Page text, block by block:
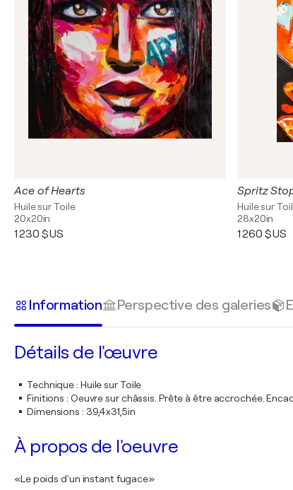
Ace of Hearts
Huile sur Toile
20x20in
1 230 $US
Spritz
Huile sur
28x20in
1 260 $US
Information Perspective des galeries
Détails de l'œuvre
Technique: Huile sur Toile
Finitions : Oeuvre sur châssis. Prête à être accrochée.
Dimensions : 39,4x31,5in
À propos de l'oeuvre
«Le poids d'un instant fugace»